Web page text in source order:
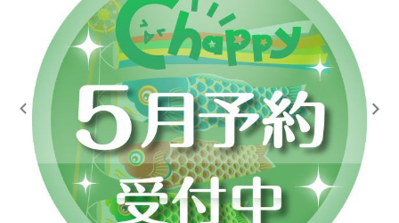
カプセルトイマシン本体
カプセルトイ
販促用空カプセル
レンタル